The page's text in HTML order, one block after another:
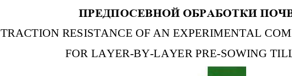
ПРЕДПОСЕВНОЙ ОБРАБОТКИ
TRACTION RESISTANCE OF AN EXPERIMENTAL
FOR LAYER-BY-LAYER PRE-SOWING